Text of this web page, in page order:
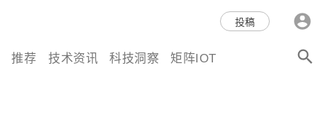
科技互联网,科技,资讯,动态,洞
察,量子,计算,AI,人工智能,机器
投稿
推荐 技术资讯 科技洞察 矩阵IOT